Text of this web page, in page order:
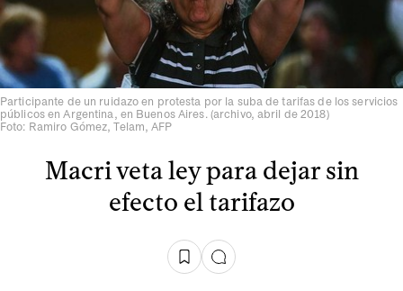
Participante de un ruidazo en protesta por la suba de tarifas de los servicios
públicos en Argentina, en Buenos Aires. (archivo, abril de 2018)
Foto: Ramiro Gómez, Telam, AFP
Macri veta ley para dejar sin
efecto el tarifazo